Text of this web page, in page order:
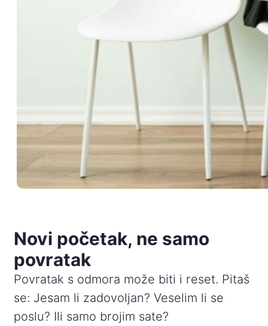
Novi početak, ne samo
povratak
Povratak s odmora može biti i reset. Pitaš
se: Jesam li zadovoljan? Veselim li se
poslu? Ili samo brojim sate?